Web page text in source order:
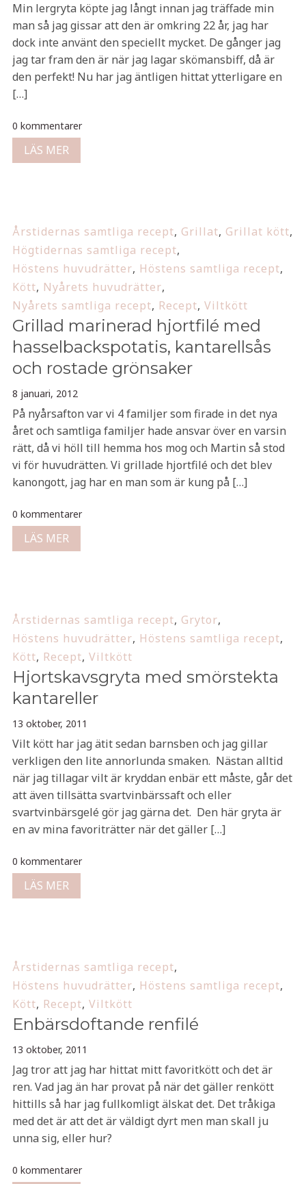
Min lergryta köpte jag långt innan jag träffade min
man så jag gissar att den är omkring 22 år, jag har
dock inte använt den speciellt mycket. De gånger jag
jag tar fram den är när jag lagar skömansbiff, då är
den perfekt! Nu har jag äntligen hittat ytterligare en
[…]
0 kommentarer
LÄS MER
Årstidernas samtliga recept, Grillat, Grillat kött,
Högtidernas samtliga recept,
Höstens huvudrätter, Höstens samtliga recept,
Kött, Nyårets huvudrätter,
Nyårets samtliga recept, Recept, Viltkött
Grillad marinerad hjortfilé med
hasselbackspotatis, kantarellsås
och rostade grönsaker
8 januari, 2012
På nyårsafton var vi 4 familjer som firade in det nya
året och samtliga familjer hade ansvar över en varsin
rätt, då vi höll till hemma hos mog och Martin så stod
vi för huvudrätten. Vi grillade hjortfilé och det blev
kanongott, jag har en man som är kung på […]
0 kommentarer
LÄS MER
Årstidernas samtliga recept, Grytor,
Höstens huvudrätter, Höstens samtliga recept,
Kött, Recept, Viltkött
Hjortskavsgryta med smörstekta
kantareller
13 oktober, 2011
Vilt kött har jag ätit sedan barnsben och jag gillar
verkligen den lite annorlunda smaken. Nästan alltid
när jag tillagar vilt är kryddan enbär ett måste, går det
att även tillsätta svartvinbärssaft och eller
svartvinbärsgelé gör jag gärna det. Den här gryta är
en av mina favoriträtter när det gäller […]
0 kommentarer
LÄS MER
Årstidernas samtliga recept,
Höstens huvudrätter, Höstens samtliga recept,
Kött, Recept, Viltkött
Enbärsdoftande renfilé
13 oktober, 2011
Jag tror att jag har hittat mitt favoritkött och det är
ren. Vad jag än har provat på när det gäller renkött
hittills så har jag fullkomligt älskat det. Det tråkiga
med det är att det är väldigt dyrt men man skall ju
unna sig, eller hur?
0 kommentarer